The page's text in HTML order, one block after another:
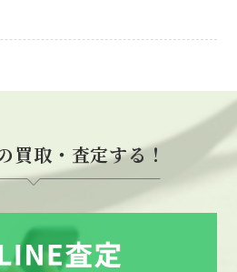
買取・査定する！